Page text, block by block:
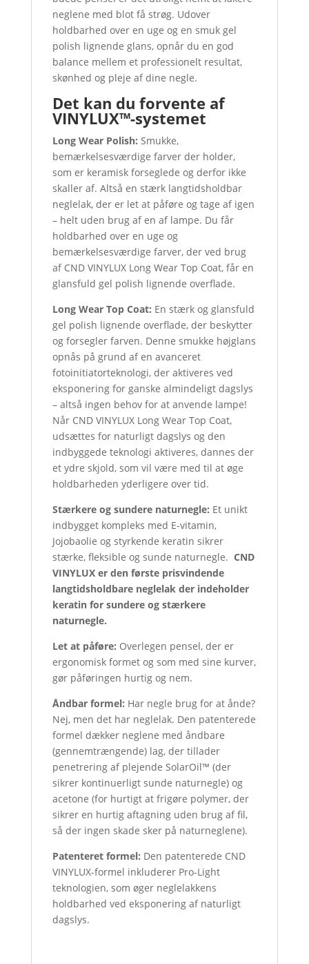
neglene med blot få strøg. Udover
holdbarhed over en uge og en smuk gel
polish lignende glans, opnår du en god
balance mellem et professionelt resultat,
skønhed og pleje af dine negle.
Det kan du forvente af
VINYLUX™-systemet
Long Wear Polish: Smukke,
bemærkelsesværdige farver der holder,
som er keramisk forseglede og derfor ikke
skaller af. Altså en stærk langtidsholdbar
neglelak, der er let at påføre og tage af igen
– helt uden brug af en af lampe. Du får
holdbarhed over en uge og
bemærkelsesværdige farver, der ved brug
af CND VINYLUX Long Wear Top Coat, får en
glansfuld gel polish lignende overflade.
Long Wear Top Coat: En stærk og glansfuld
gel polish lignende overflade, der beskytter
og forsegler farven. Denne smukke højglans
opnås på grund af en avanceret
fotoinitiatorteknologi, der aktiveres ved
eksponering for ganske almindeligt dagslys
– altså ingen behov for at anvende lampe!
Når CND VINYLUX Long Wear Top Coat,
udsættes for naturligt dagslys og den
indbyggede teknologi aktiveres, dannes der
et ydre skjold, som vil være med til at øge
holdbarheden yderligere over tid.
Stærkere og sundere naturnegle: Et unikt
indbygget kompleks med E-vitamin,
Jojobaolie og styrkende keratin sikrer
stærke, fleksible og sunde naturnegle. CND
VINYLUX er den første prisvindende
langtidsholdbare neglelak der indeholder
keratin for sundere og stærkere
naturnegle.
Let at påføre: Overlegen pensel, der er
ergonomisk formet og som med sine kurver,
gør påføringen hurtig og nem.
Åndbar formel: Har negle brug for at ånde?
Nej, men det har neglelak. Den patenterede
formel dækker neglene med åndbare
(gennemtrængende) lag, der tillader
penetrering af plejende SolarOil™ (der
sikrer kontinuerligt sunde naturnegle) og
acetone (for hurtigt at frigøre polymer, der
sikrer en hurtig aftagning uden brug af fil,
så der ingen skade sker på naturneglene).
Patenteret formel: Den patenterede CND
VINYLUX-formel inkluderer Pro-Light
teknologien, som øger neglelakkens
holdbarhed ved eksponering af naturligt
dagslys.